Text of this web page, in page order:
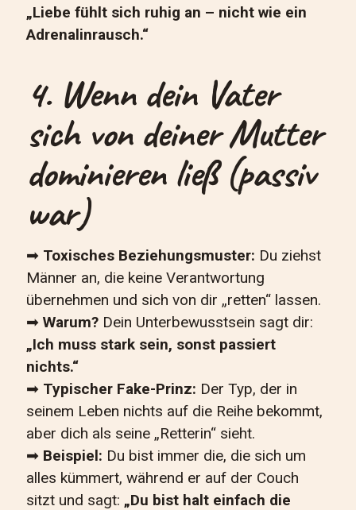
„Liebe fühlt sich ruhig an – nicht wie ein
Adrenalinrausch.“
4. Wenn dein Vater
sich von deiner Mutter
dominieren ließ (passiv
war)
➡ Toxisches Beziehungsmuster: Du ziehst
Männer an, die keine Verantwortung
übernehmen und sich von dir „retten“ lassen.
➡ Warum? Dein Unterbewusstsein sagt dir:
„Ich muss stark sein, sonst passiert
nichts.“
➡ Typischer Fake-Prinz: Der Typ, der in
seinem Leben nichts auf die Reihe bekommt,
aber dich als seine „Retterin“ sieht.
➡ Beispiel: Du bist immer die, die sich um
alles kümmert, während er auf der Couch
sitzt und sagt: „Du bist halt einfach die